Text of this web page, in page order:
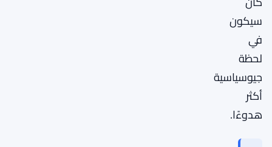
سيكون
في
لحظة
جيوسياسية
أكثر
هدوءًا.